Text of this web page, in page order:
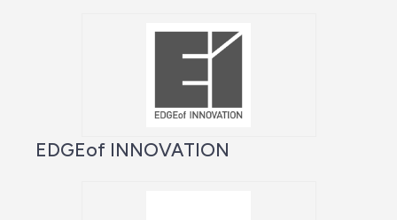
EDGEof INNOVATION